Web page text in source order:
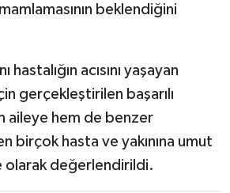
beklendiğini
hastalığın acısını yaşayan
gerçekleştirilen başarılı
aileye hem de benzer
birçok hasta ve yakınına umut
olarak değerlendirildi.